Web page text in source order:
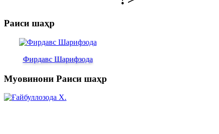
Раиси шаҳр
Фирдавс Шарифзода
Муовинони Раиси шаҳр